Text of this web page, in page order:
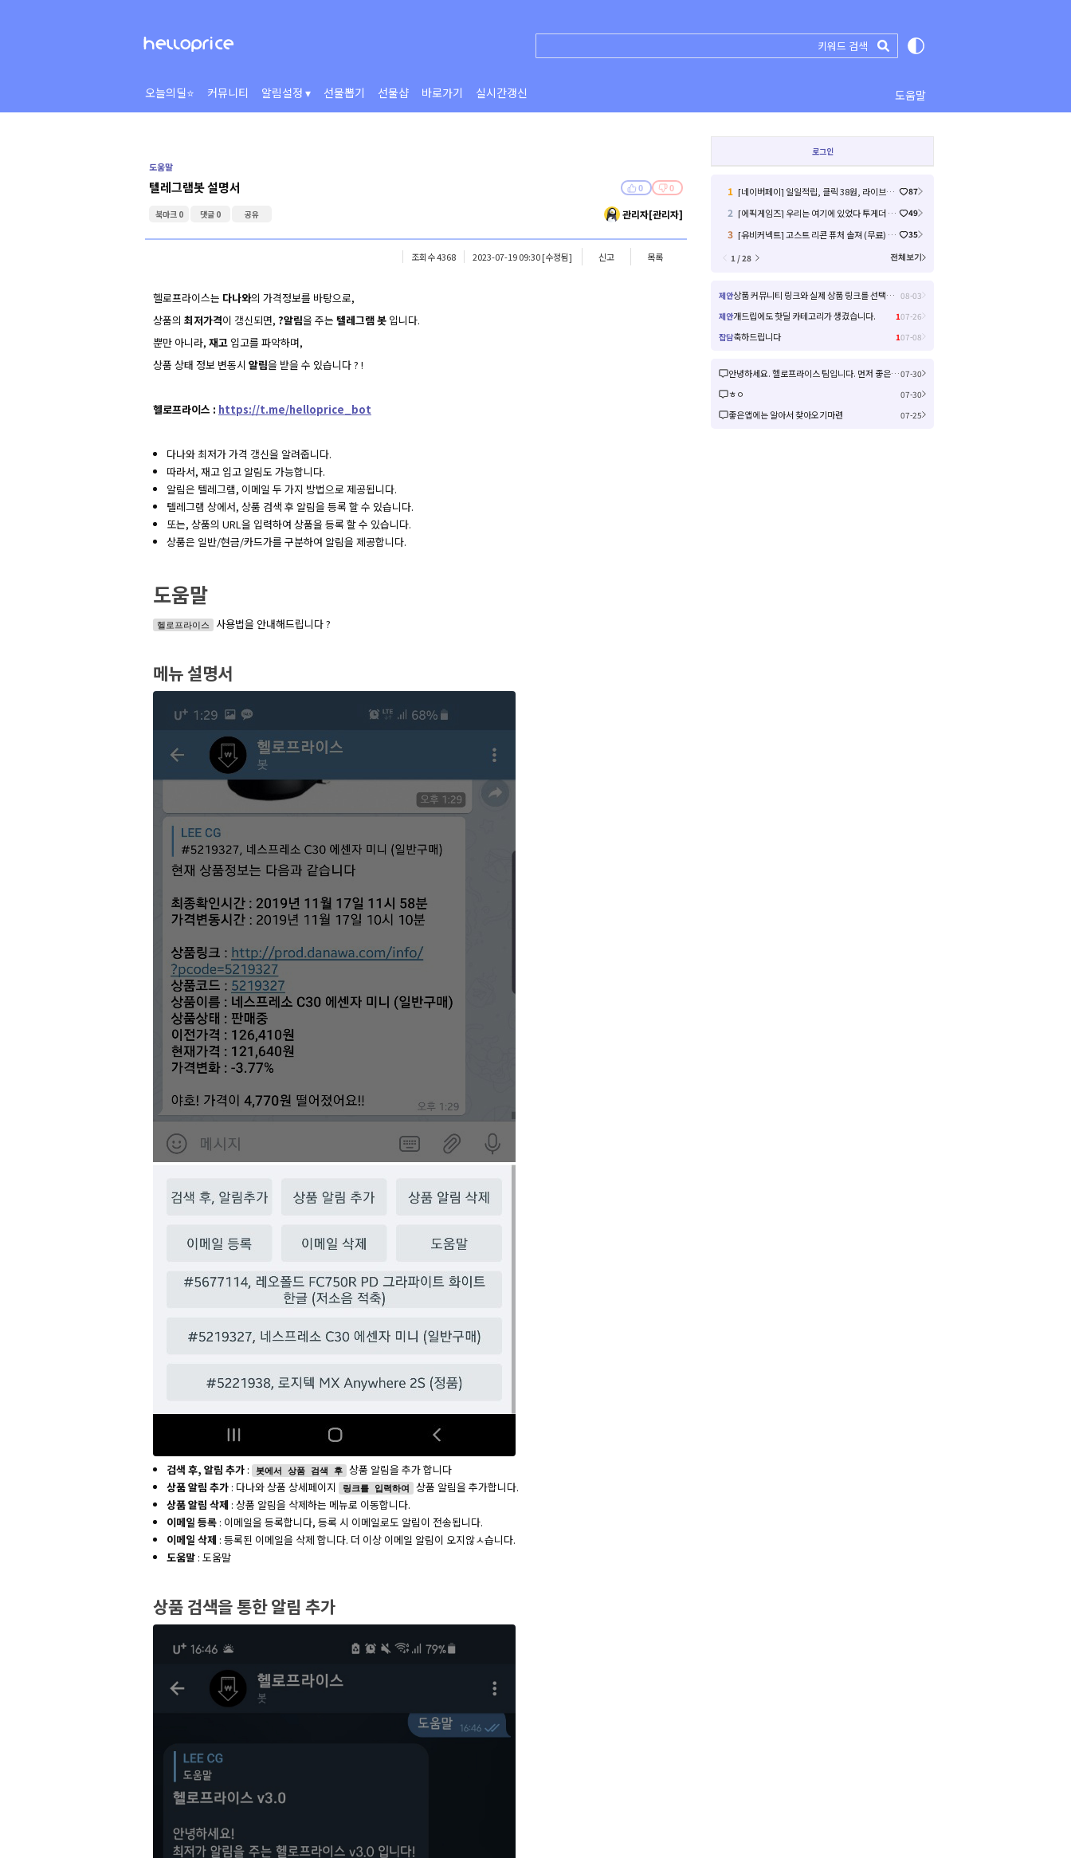
오늘의딜⭐ 커뮤니티 알림설정 ▾ 선물뽑기 선물샵 바로가기 실시간갱신 도움말
도움말
텔레그램봇 설명서 0 0
북마크 0 댓글 0 공유 관리자[관리자]
조회수 4368 2023-07-19 09:30[수정됨] 신고 목록
헬로프라이스는 다나와의 가격정보를 바탕으로,
상품의 최저가격이 갱신되면, ?알림을 주는 텔레그램 봇 입니다.
뿐만 아니라, 재고 입고를 파악하며,
상품 상태 정보 변동시 알림을 받을 수 있습니다 ? !
헬로프라이스 : https://t.me/helloprice_bot
다나와 최저가 가격 갱신을 알려줍니다.
따라서, 재고 입고 알림도 가능합니다.
알림은 텔레그램, 이메일 두 가지 방법으로 제공됩니다.
텔레그램 상에서, 상품 검색 후 알림을 등록 할 수 있습니다.
또는, 상품의 URL을 입력하여 상품을 등록 할 수 있습니다.
상품은 일반/현금/카드가를 구분하여 알림을 제공합니다.
도움말
헬로프라이스 사용법을 안내해드립니다 ?
메뉴 설명서
검색 후, 알림 추가 : 봇에서 상품 검색 후 상품 알림을 추가 합니다
상품 알림 추가 : 다나와 상품 상세페이지 링크를 입력하여
상품 알림을 추가합니다.
상품 알림 삭제 : 상품 알림을 삭제하는 메뉴로 이동합니다.
이메일 등록 : 이메일을 등록합니다, 등록 시 이메일로도 알림이 전송됩니다.
이메일 삭제 : 등록된 이메일을 삭제 합니다. 더 이상 이메일 알림이 오지않ㅅ습니다.
도움말 : 도움말
상품 검색을 통한 알림 추가
로그인
1 [네이버페이] 일일적립, 클릭 38원, 라이브예고 2원 (13) 87
2 [에픽게임즈] 우리는 여기에 있었다 투게더 (무료) (4) 49
3 [유비커넥트] 고스트 리콘 퓨처 솔져 (무료) (20)
35
1 / 28
전체보기
제안 상품 커뮤니티 링크와 실제 상품 링크를 선택해서 들어갈 수 있으면 좋을거 같아요! 08-03
제안개드립에도 핫딜 카테고리가 생겼습니다. 107-26
잡담축하드립니다 107-08
안녕하세요. 헬로프라이스 팀입니다. 먼저 좋은 제안을 주셔서 감사합니다! 신규 커뮤니티 연동은 작업이 크게 예상되어 검토 후 진행여부, 진행 시 추가 일정을 공유드리겠습니다! 감사합니다.07-30
ㅎㅇ 07-30
좋은앱에는 알아서 찾아오기마련 07-25